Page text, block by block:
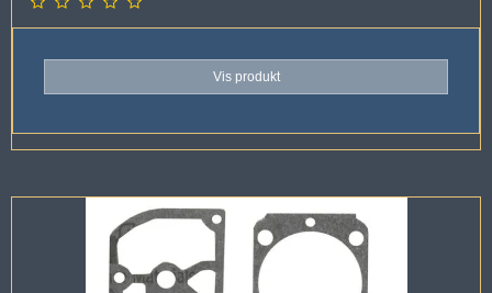
Vis produkt